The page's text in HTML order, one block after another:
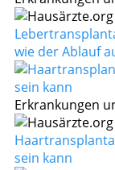
wie der Ablauf
Erkrankungen
sein kann